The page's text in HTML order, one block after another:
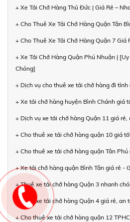
+ Xe Tải Chở Hàng Thủ Đức | Giá Rẻ –
+ Cho Thuê Xe Tải Chở Hàng Quận Tân
+ Cho Thuê Xe Tải Chở Hàng Quận 7 Giá
+ Xe Tải Chở Hàng Quận Phú Nhuận |
Chóng]
+ Dịch vụ cho thuê xe tải chở hàng đi tỉnh
+ Xe tải chở hàng huyện Bình Chánh giá
+ Dịch vụ xe tải chở hàng Quận 11 giá rẻ,
+ Cho thuê xe tải chở hàng quận 10 giá
+ Cho thuê xe tải chở hàng quận Tân
+ Xe tải chở hàng quận Bình Tân giá rẻ -
+ Thuê xe tải chở hàng Quận 3 nhanh
+ Thuê xe tải chở hàng Quận 4 giá rẻ, an
+ Cho thuê xe tải chở hàng quận 12